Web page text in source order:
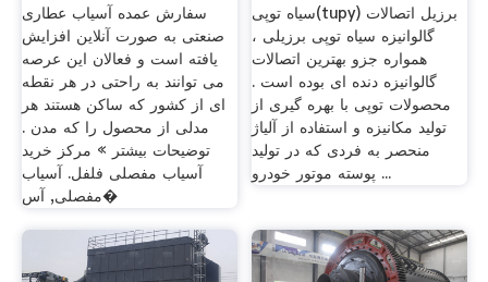
سفارش عمده آسیاب عطاری
صنعتی به صورت آنلاین افزایش
یافته است و فعالان این عرصه
می توانند به راحتی در هر نقطه
ای از کشور که ساکن هستند هر
مدلی از محصول را که مدن .
توضیحات بیشتر » مرکز خرید
آسیاب مفصلی فلفل. آسیاب
مفصلی, آس�
سیاه توپی(tupy) برزیل اتصالات
گالوانیزه سیاه توپی برزیلی ،
همواره جزو بهترین اتصالات
گالوانیزه دنده ای بوده است .
محصولات توپی با بهره گیری از
تولید مکانیزه و استفاده از آلیاژ
منحصر به فردی که در تولید
پوسته موتور خودرو ...